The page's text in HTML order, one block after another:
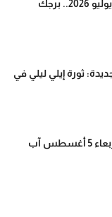
توقعات برج الحوت لشهر يوليو 2026.. برجك
ثورة إيلي ليلي في
توقعات الأبراج اليومية الأربعاء 5 أغسطس آب